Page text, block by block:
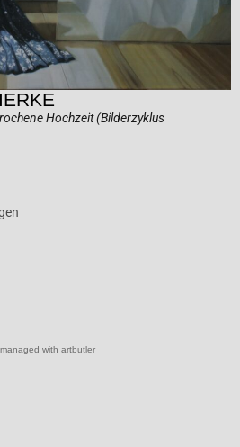
Hochzeit (Bilderzyklus
with artbutler